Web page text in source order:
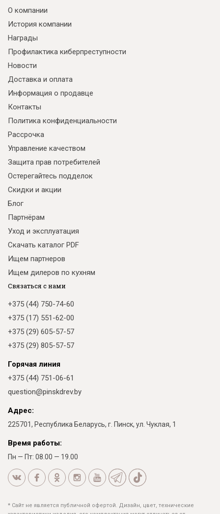
О компании
История компании
Награды
Профилактика киберпреступности
Новости
Доставка и оплата
Информация о продавце
Контакты
Политика конфиденциальности
Рассрочка
Управление качеством
Защита прав потребителей
Остерегайтесь подделок
Скидки и акции
Блог
Партнёрам
Уход и эксплуатация
Скачать каталог PDF
Ищем партнеров
Ищем дилеров по кухням
Связаться с нами
+375 (44) 750-74-60
+375 (17) 551-62-00
+375 (29) 605-57-57
+375 (29) 805-57-57
Горячая линия
+375 (44) 751-06-61
question@pinskdrev.by
Адрес:
225701, Республика Беларусь, г. Пинск, ул. Чуклая, 1
Время работы:
Пн — Пт: 08.00 — 19.00
* Сайт не является публичной офертой. Дизайн, цвет, технические